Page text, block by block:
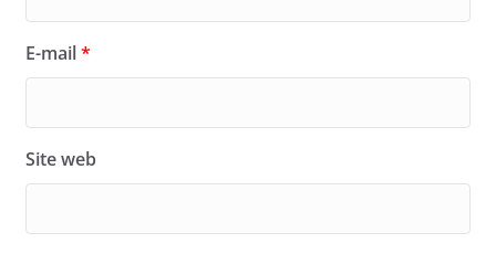
E-mail*
Site web